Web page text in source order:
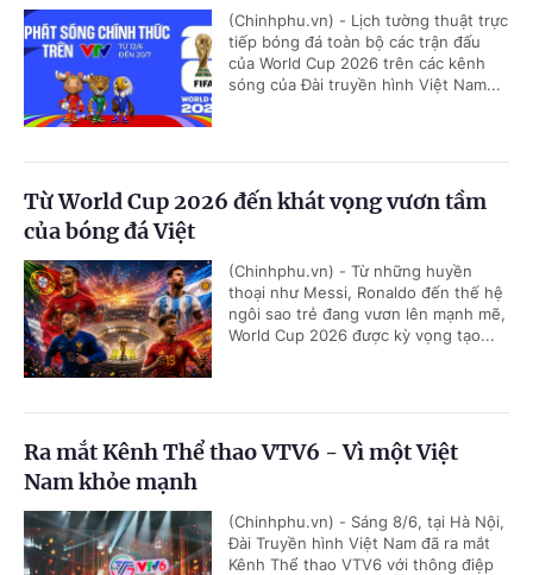
(Chinhphu.vn) - Lịch tường thuật trực
tiếp bóng đá toàn bộ các trận đấu
của World Cup 2026 trên các kênh
sóng của Đài truyền hình Việt Nam...
Từ World Cup 2026 đến khát vọng vươn tầm
của bóng đá Việt
(Chinhphu.vn) - Từ những huyền
thoại như Messi, Ronaldo đến thế hệ
ngôi sao trẻ đang vươn lên mạnh mẽ,
World Cup 2026 được kỳ vọng tạo...
Ra mắt Kênh Thể thao VTV6 - Vì một Việt
Nam khỏe mạnh
(Chinhphu.vn) - Sáng 8/6, tại Hà Nội,
Đài Truyền hình Việt Nam đã ra mắt
Kênh Thể thao VTV6 với thông điệp